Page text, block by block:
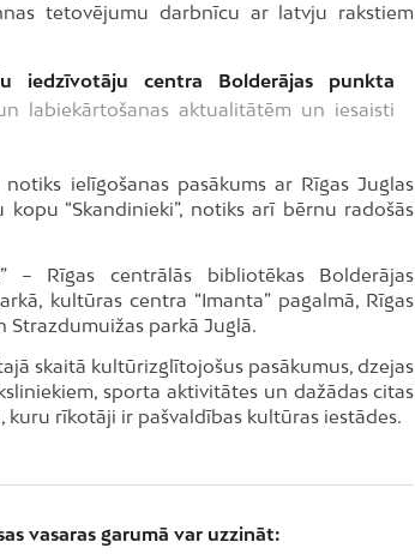
tetovējumu darbnīcu ar latvju rakstiem
iedzīvotāju centra Bolderājas punkta
labiekārtošanas aktualitātēm un iesaisti
notiks ielīgošanas pasākums ar Rīgas Juglas
“Skandinieki”, notiks arī bērnu radošās
– Rīgas centrālās bibliotēkas Bolderājas
kultūras centra “Imanta” pagalmā, Rīgas
Strazdumuižas parkā Juglā.
skaitā kultūrizglītojošus pasākumus, dzejas
sporta aktivitātes un dažādas citas
kuru rīkotāji ir pašvaldības kultūras iestādes.
vasaras garumā var uzzināt: